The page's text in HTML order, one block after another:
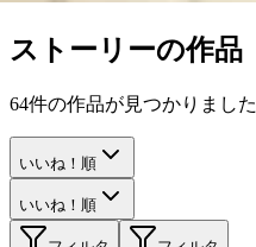
ストーリーの作品
64件の作品が見つかりました
いいね！順
いいね！順